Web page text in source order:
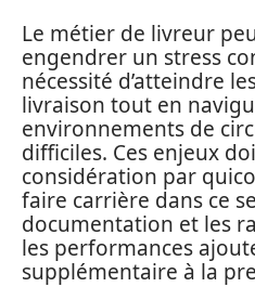
Le métier de livreur
engendrer un stress
nécessité d’atteindre
livraison tout en
environnements de
difficiles. Ces enjeux
considération par
faire carrière dans ce
documentation et les
les performances
supplémentaire à la